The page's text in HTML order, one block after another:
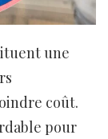
une
coût.
pour